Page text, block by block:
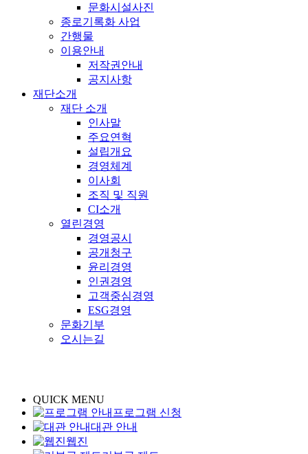
문화시설사진
종로기록화 사업
간행물
이용안내
저작권안내
공지사항
재단소개
재단 소개
인사말
주요연혁
설립개요
경영체계
이사회
조직 및 직원
CI소개
열린경영
경영공시
공개청구
윤리경영
인권경영
고객중심경영
ESG경영
문화기부
오시는길
QUICK MENU
프로그램 신청
대관 안내
웹진